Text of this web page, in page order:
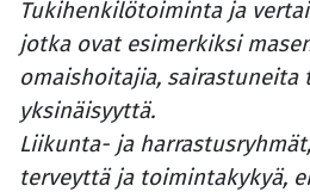
Tukihenkilötoiminta ja
jotka ovat esimerkiksi
omaishoitajia, sairastuneita
yksinäisyyttä.
Liikunta- ja
terveyttä ja toimintakykyä,